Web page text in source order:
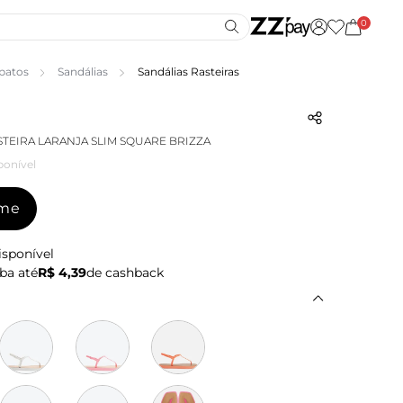
0
Sandálias Sandálias Rasteiras
LARANJA SLIM SQUARE BRIZZA
atéR$ 4,39de cashback